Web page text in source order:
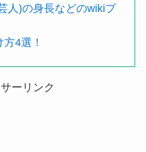
人)の身長などのwikiプ
4選！
ーリンク